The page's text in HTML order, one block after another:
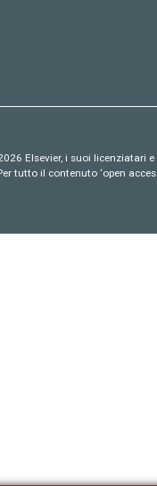
Elsevier, i suoi
tutto il contenuto ‘open